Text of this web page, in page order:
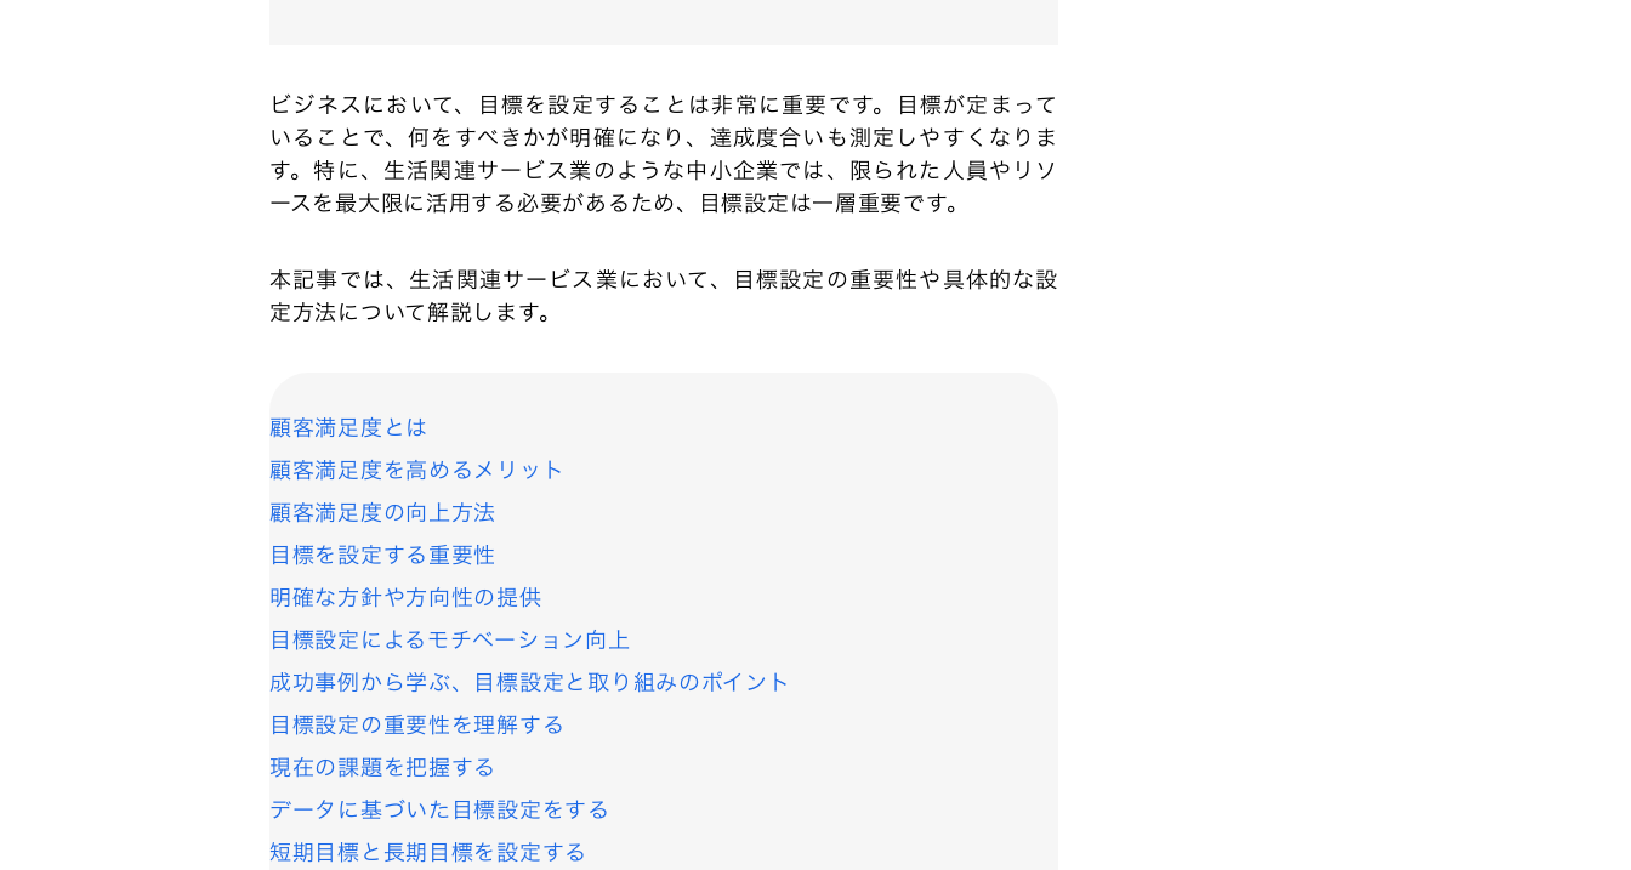
ビジネスにおいて、目標を設定することは非常に重要です。目標が定まって
いることで、何をすべきかが明確になり、達成度合いも測定しやすくなりま
す。特に、生活関連サービス業のような中小企業では、限られた人員やリソ
ースを最大限に活用する必要があるため、目標設定は一層重要です。
本記事では、生活関連サービス業において、目標設定の重要性や具体的な設
定方法について解説します。
顧客満足度とは
顧客満足度を高めるメリット
顧客満足度の向上方法
目標を設定する重要性
明確な方針や方向性の提供
目標設定によるモチベーション向上
成功事例から学ぶ、目標設定と取り組みのポイント
目標設定の重要性を理解する
現在の課題を把握する
データに基づいた目標設定をする
短期目標と長期目標を設定する